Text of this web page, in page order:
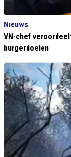
Nieuws
VN-chef
burgerdoelen